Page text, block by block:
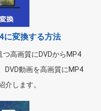
に変換する方法
つ高画質にDVDからMP4
DVD動画を高画質にMP4
介します。